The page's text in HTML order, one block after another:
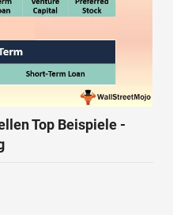
Top Beispiele -